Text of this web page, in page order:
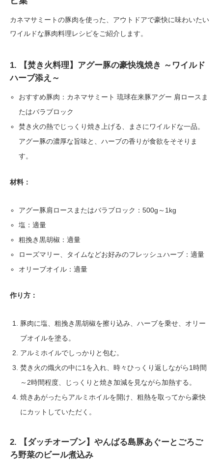
カネマサミートの豚肉を使った、アウトドアで豪快に味わいたい
ワイルドな豚肉料理レシピをご紹介します。
1. 【焚き火料理】アグー豚の豪快塊焼き ～ワイルド
ハーブ添え～
おすすめ豚肉：カネマサミート 琉球在来豚アグー 肩ロースま
たはバラブロック
焚き火の熱でじっくり焼き上げる、まさにワイルドな一品。
アグー豚の濃厚な旨味と、ハーブの香りが食欲をそそりま
す。
材料：
アグー豚肩ロースまたはバラブロック：500g～1kg
塩：適量
粗挽き黒胡椒：適量
ローズマリー、タイムなどお好みのフレッシュハーブ：適量
オリーブオイル：適量
作り方：
豚肉に塩、粗挽き黒胡椒を擦り込み、ハーブを乗せ、オリー
ブオイルを塗る。
アルミホイルでしっかりと包む。
焚き火の熾火の中に1を入れ、時々ひっくり返しながら1時間
～2時間程度、じっくりと焼き加減を見ながら加熱する。
焼きあがったらアルミホイルを開け、粗熱を取ってから豪快
にカットしていただく。
2. 【ダッチオーブン】やんばる島豚あぐーとごろご
ろ野菜のビール煮込み